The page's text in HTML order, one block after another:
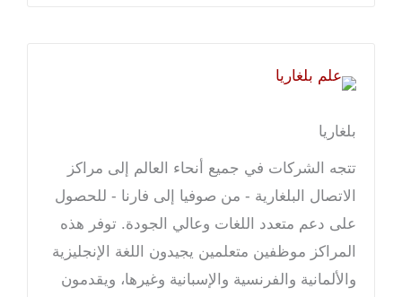
بلغاريا
تتجه الشركات في جميع أنحاء العالم إلى مراكز
الاتصال البلغارية - من صوفيا إلى فارنا - للحصول
على دعم متعدد اللغات وعالي الجودة. توفر هذه
المراكز موظفين متعلمين يجيدون اللغة الإنجليزية
والألمانية والفرنسية والإسبانية وغيرها، ويقدمون